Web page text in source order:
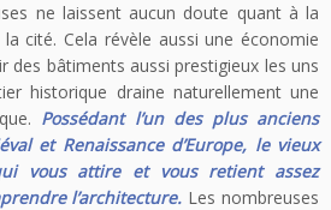
ne laissent aucun doute quant à la
cité. Cela révèle aussi une économie
des bâtiments aussi prestigieux les uns
historique draine naturellement une
Possédant l’un des plus anciens
et Renaissance d’Europe, le vieux
vous attire et vous retient assez
l’architecture. Les nombreuses